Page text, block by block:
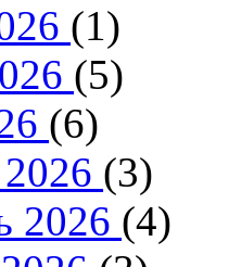
(1)
(5)
(6)
(3)
2026 (4)